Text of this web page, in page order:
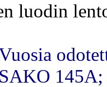
luodin
SAKO 145A;